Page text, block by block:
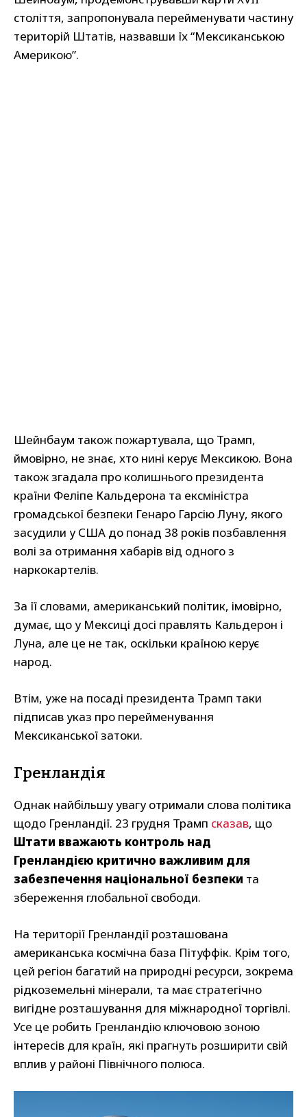
століття, запропонувала перейменувати частину
територій Штатів, назвавши їх “Мексиканською
Америкою”.
Шейнбаум також пожартувала, що Трамп,
ймовірно, не знає, хто нині керує Мексикою. Вона
також згадала про колишнього президента
країни Феліпе Кальдерона та ексміністра
громадської безпеки Генаро Гарсію Луну, якого
засудили у США до понад 38 років позбавлення
волі за отримання хабарів від одного з
наркокартелів.
За її словами, американський політик, імовірно,
думає, що у Мексиці досі правлять Кальдерон і
Луна, але це не так, оскільки країною керує
народ.
Втім, уже на посаді президента Трамп таки
підписав указ про перейменування
Мексиканської затоки.
Гренландія
Однак найбільшу увагу отримали слова політика
щодо Гренландії. 23 грудня Трамп сказав, що
Штати вважають контроль над
Гренландією критично важливим для
забезпечення національної безпеки та
збереження глобальної свободи.
На території Гренландії розташована
американська космічна база Пітуффік. Крім того,
цей регіон багатий на природні ресурси, зокрема
рідкоземельні мінерали, та має стратегічно
вигідне розташування для міжнародної торгівлі.
Усе це робить Гренландію ключовою зоною
інтересів для країн, які прагнуть розширити свій
вплив у районі Північного полюса.